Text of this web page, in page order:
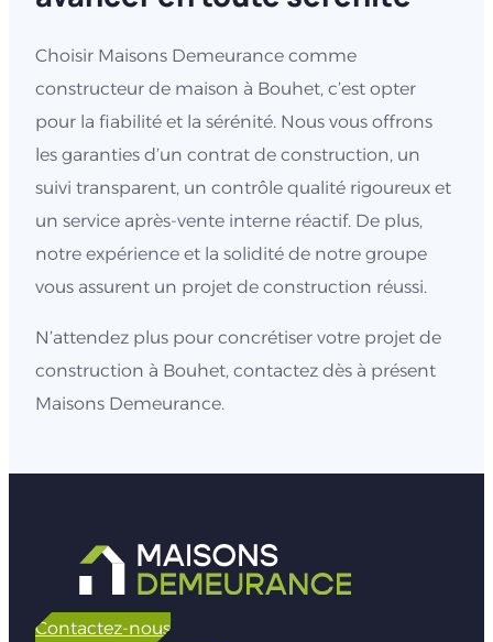
Choisir Maisons Demeurance comme
constructeur de maison à Bouhet, c’est opter
pour la fiabilité et la sérénité. Nous vous offrons
les garanties d’un contrat de construction, un
suivi transparent, un contrôle qualité rigoureux et
un service après-vente interne réactif. De plus,
notre expérience et la solidité de notre groupe
vous assurent un projet de construction réussi.
N’attendez plus pour concrétiser votre projet de
construction à Bouhet, contactez dès à présent
Maisons Demeurance.
Contactez-nous